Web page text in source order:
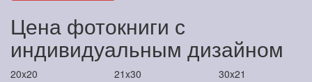
Цена фотокниги с
индивидуальным дизайном
20x20 21x30 30x21